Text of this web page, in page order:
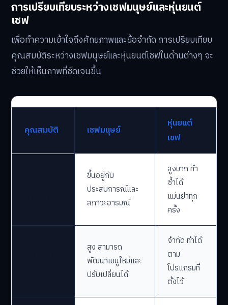
การเปรียบเทียบระหว่างเชฟมนุษย์และหุ่นยนต์
เชฟ
เพื่อทำความเข้าใจถึงศักยภาพและข้อจำกัด การเปรียบเทียบ
คุณสมบัติระหว่างเชฟมนุษย์และหุ่นยนต์เชฟในด้านต่างๆ จะ
ช่วยให้เห็นภาพที่ชัดเจนขึ้น
คุณสมบัติ เชฟมนุษย์
หุ่นยนต์
เชฟ
ขึ้นอยู่กับ
ประสบการณ์และ
สภาวะอารมณ์
สูงมาก ทำ
ซ้ำได้
แม่นยำทุก
ครั้ง
สูง สามารถ
พัฒนาเมนูใหม่และ
ปรับเปลี่ยนได้
จำกัด ทำได้
ตาม
โปรแกรมที่
ตั้งไว้